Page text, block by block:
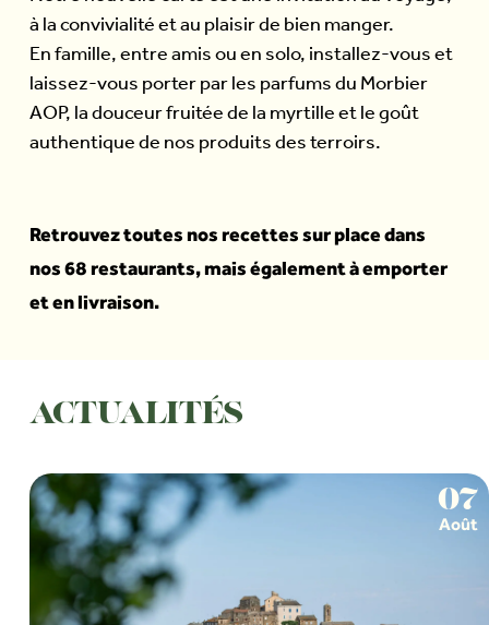
à la convivialité et au plaisir de bien manger.
En famille, entre amis ou en solo, installez-vous et
laissez-vous porter par les parfums du Morbier
AOP, la douceur fruitée de la myrtille et le goût
authentique de nos produits des terroirs.
Retrouvez toutes nos recettes sur place dans
nos 68 restaurants, mais également à emporter
et en livraison.
ACTUALITÉS
07
Août